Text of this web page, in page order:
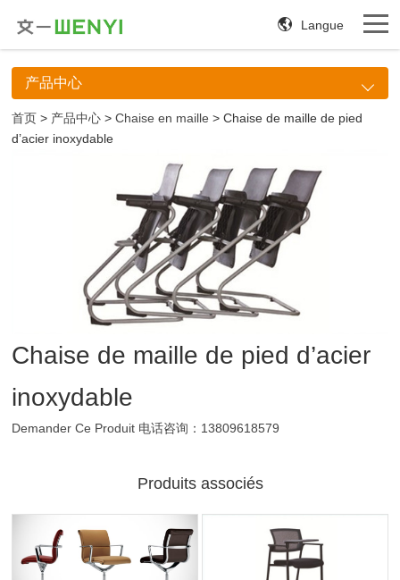
Langue
产品中心
首页 > 产品中心 >Chaise en maille > Chaise de maille de pied
d’acier inoxydable
Chaise de maille de pied d’acier
inoxydable
Demander Ce Produit 电话咨询：13809618579
Produits associés